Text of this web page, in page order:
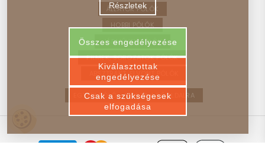
ÁLLATOK PÓLÓK
HOBBI PÓLÓK
JÁRMŰVEK PÓLÓK
FILMEK, SOROZATOK PÓLÓK
ABSZTRAKT, ELVONT PÓLÓK
EGYEDI PÓLÓ – VISSZA A FŐOLDALRA
Részletek
Összes engedélyezése
Kiválasztottak
engedélyezése
Csak a szükségesek
elfogadása